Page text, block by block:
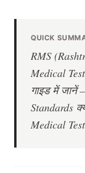
QUICK
RMS
Medical
गाइड में जानें
Standards
Medical